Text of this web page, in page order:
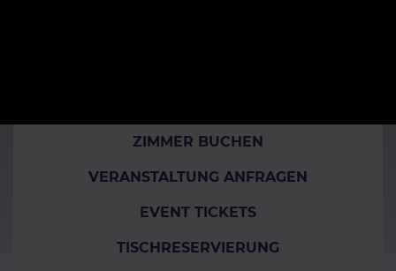
ZIMMER BUCHEN
VERANSTALTUNG ANFRAGEN
EVENT TICKETS
TISCHRESERVIERUNG